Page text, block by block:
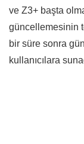
ve Z3+ başta
güncellemesinin
bir süre sonra
kullanıcılara